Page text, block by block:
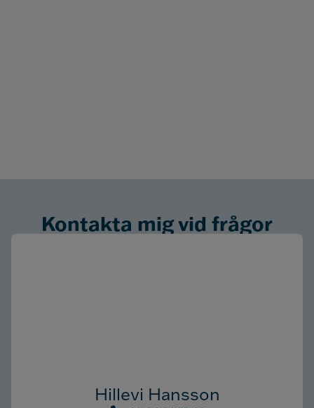
Kontakta mig vid frågor
Hillevi Hansson